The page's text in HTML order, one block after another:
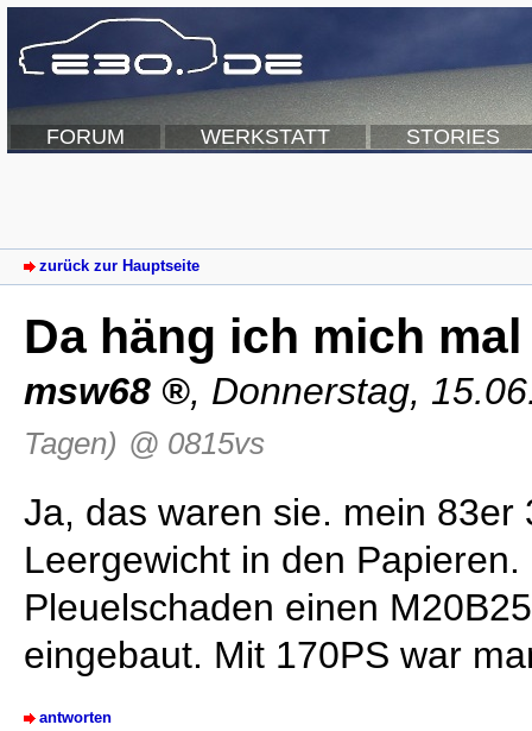
FORUM WERKSTATT STORIES
zurück zur Hauptseite
Da häng ich mich
msw68 , Donnerstag,
Tagen) @ 0815vs
Ja, das waren sie. mein 83er
Leergewicht in den
Pleuelschaden einen
eingebaut. Mit 170PS war
antworten